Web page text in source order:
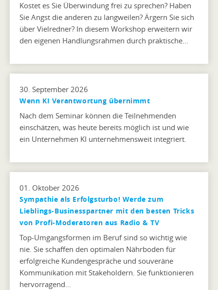
Kostet es Sie Überwindung frei zu sprechen? Haben
Sie Angst die anderen zu langweilen? Ärgern Sie sich
über Vielredner? In diesem Workshop erweitern wir
den eigenen Handlungsrahmen durch praktische…
30. September 2026
Wenn KI Verantwortung übernimmt
Nach dem Seminar können die Teilnehmenden
einschätzen, was heute bereits möglich ist und wie
ein Unternehmen KI unternehmensweit integriert.
01. Oktober 2026
Sympathie als Erfolgsturbo! Werde zum
Lieblings-Businesspartner mit den besten Tricks
von Profi-Moderatoren aus Radio & TV
Top-Umgangsformen im Beruf sind so wichtig wie
nie. Sie schaffen den optimalen Nährboden für
erfolgreiche Kundengespräche und souveräne
Kommunikation mit Stakeholdern. Sie funktionieren
hervorragend…